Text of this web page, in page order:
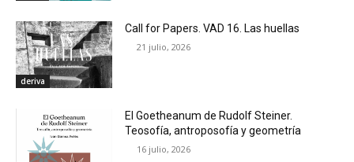
deriva
Call for Papers. VAD 16. Las huellas
21 julio, 2026
El Goetheanum de Rudolf Steiner.
Teosofía, antroposofía y geometría
16 julio, 2026